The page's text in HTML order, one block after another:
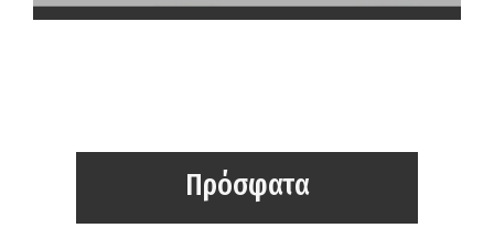
Πρόσφατα